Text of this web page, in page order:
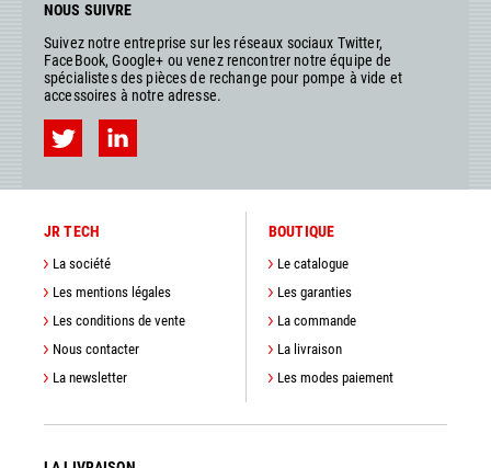
NOUS SUIVRE
Suivez notre entreprise sur les réseaux sociaux Twitter,
FaceBook, Google+ ou venez rencontrer notre équipe de
spécialistes des pièces de rechange pour pompe à vide et
accessoires à notre adresse.
JR TECH
La société
Les mentions légales
Les conditions de vente
Nous contacter
La newsletter
BOUTIQUE
Le catalogue
Les garanties
La commande
La livraison
Les modes paiement